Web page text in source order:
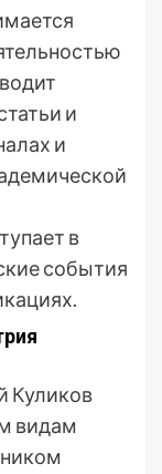
и
и
в
события
Куликов
видам